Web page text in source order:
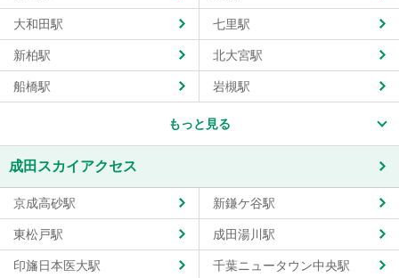
大和田駅 七里駅
新柏駅 北大宮駅
船橋駅 岩槻駅
もっと見る
成田スカイアクセス
京成高砂駅 新鎌ケ谷駅
東松戸駅 成田湯川駅
印旛日本医大駅 千葉ニュータウン中央駅